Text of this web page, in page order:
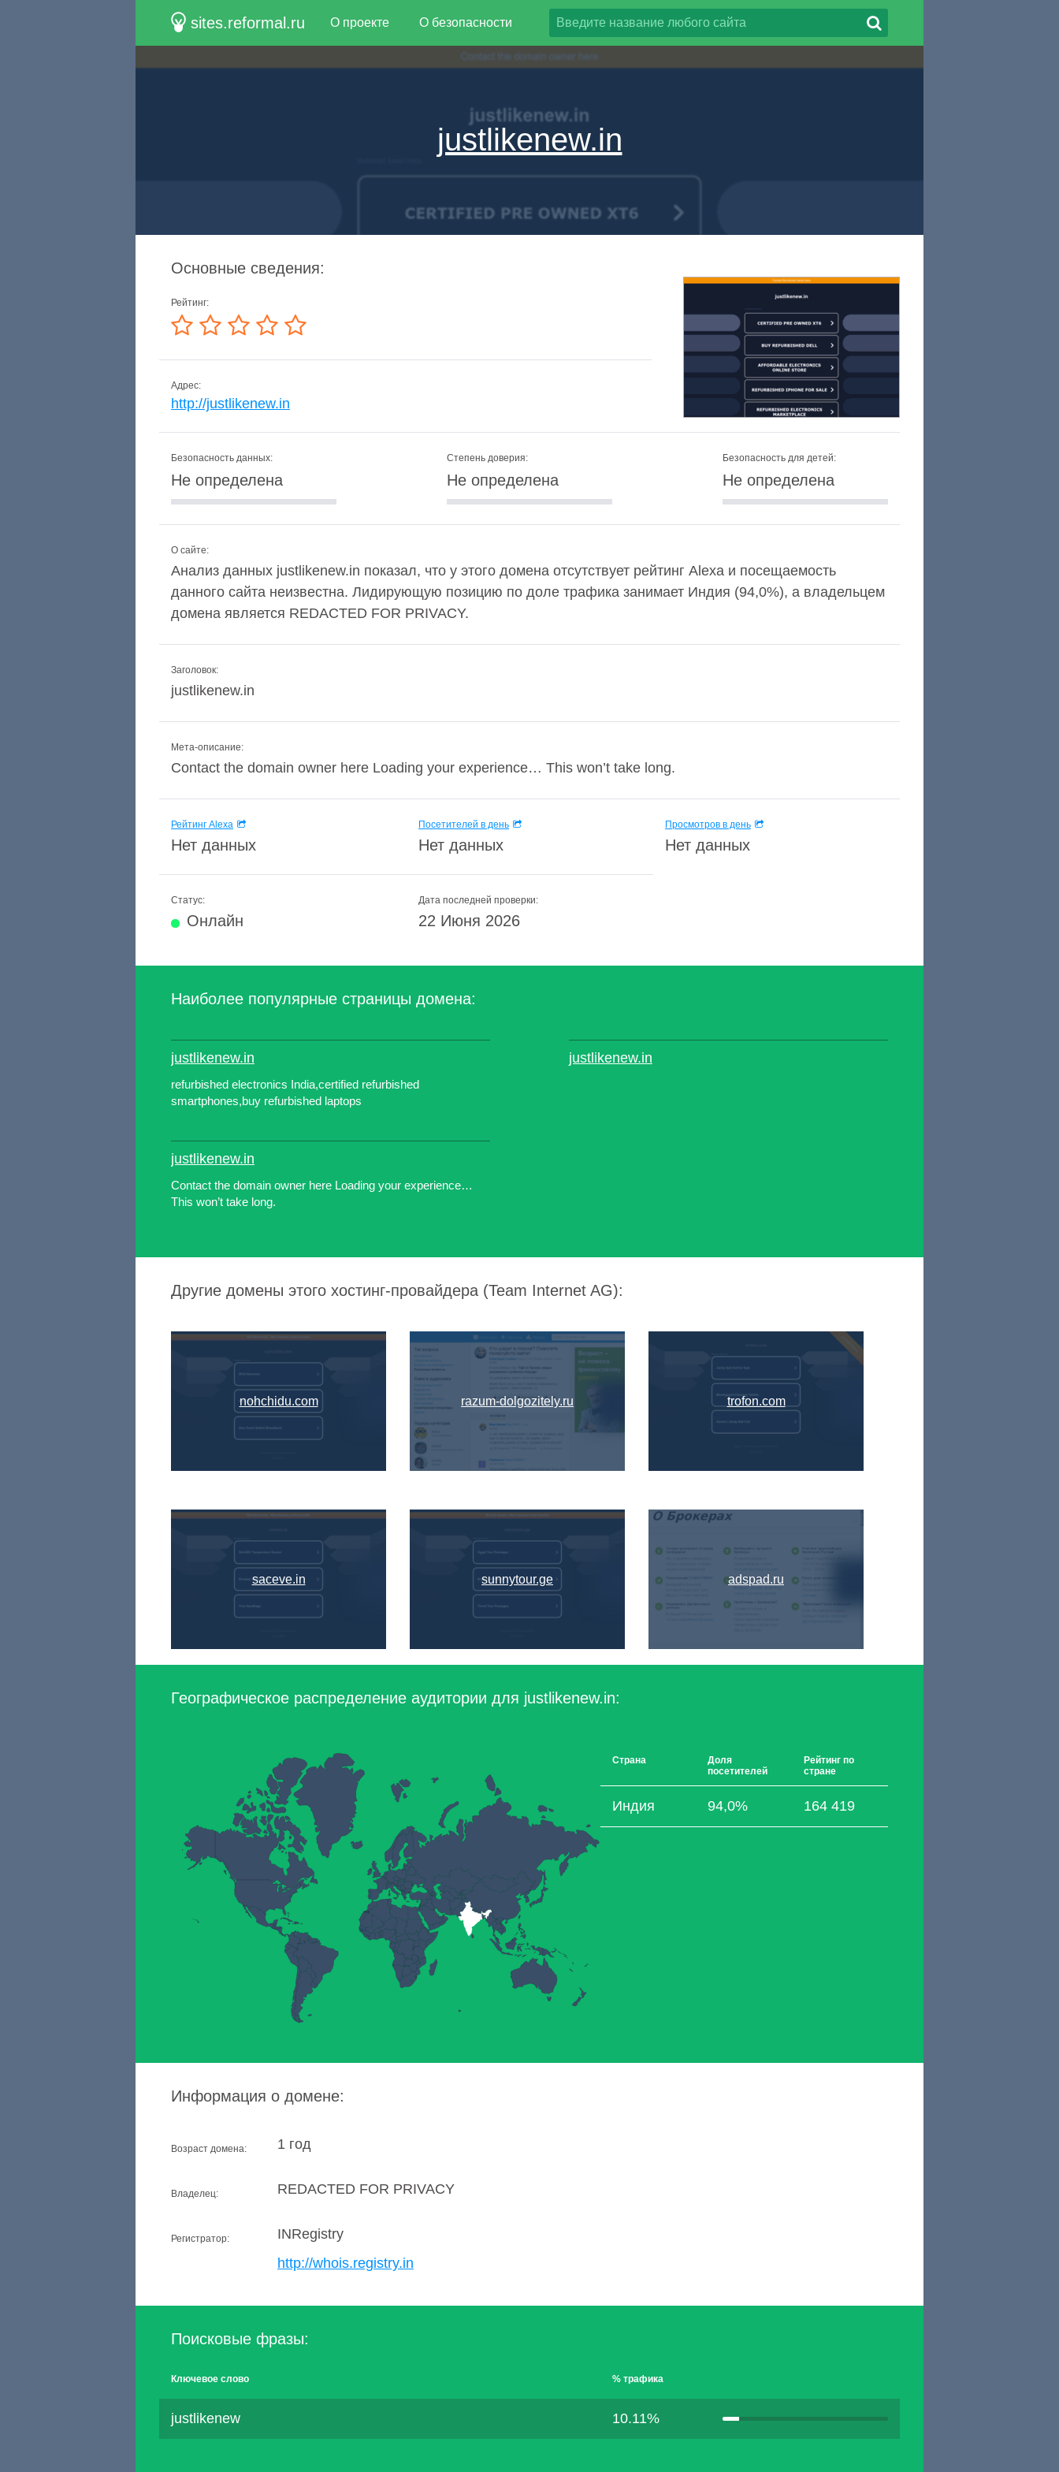
sites.reformal.ru О проекте О безопасности
justlikenew.in
Основные сведения:
Рейтинг:
Адрес:
http://justlikenew.in
Безопасность данных:
Не определена
Степень доверия:
Не определена
Безопасность для детей:
Не определена
О сайте:
Анализ данных justlikenew.in показал, что у этого домена отсутствует рейтинг Alexa и посещаемость
данного сайта неизвестна. Лидирующую позицию по доле трафика занимает Индия (94,0%), а владельцем
домена является REDACTED FOR PRIVACY.
Заголовок:
justlikenew.in
Мета-описание:
Contact the domain owner here Loading your experience… This won’t take long.
Рейтинг Alexa
Нет данных
Посетителей в день
Нет данных
Просмотров в день
Нет данных
Статус:
Онлайн
Дата последней проверки:
22 Июня 2026
Наиболее популярные страницы домена:
justlikenew.in
refurbished electronics India,certified refurbished
smartphones,buy refurbished laptops
justlikenew.in
Contact the domain owner here Loading your experience…
This won’t take long.
justlikenew.in
Другие домены этого хостинг-провайдера (Team Internet AG):
nohchidu.com
saceve.in
razum-dolgozitely.ru
sunnytour.ge
trofon.com
adspad.ru
Географическое распределение аудитории для justlikenew.in:
Страна
Доля
посетителей
Рейтинг по
стране
Индия 94,0% 164 419
Информация о домене:
Возраст домена: 1 год
Владелец: REDACTED FOR PRIVACY
Регистратор:
INRegistry
http://whois.registry.in
Поисковые фразы:
Ключевое слово % трафика
justlikenew 10.11%